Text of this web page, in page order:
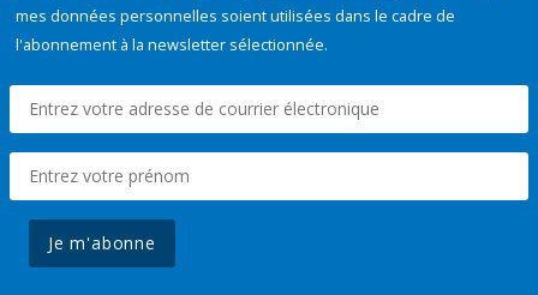
mes données personnelles soient utilisées dans le cadre de
l'abonnement à la newsletter sélectionnée.
Je m'abonne